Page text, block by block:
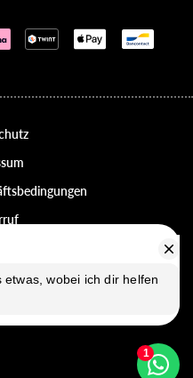
Rechte vorbehalten.